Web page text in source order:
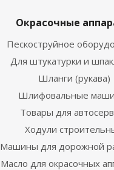
Окрасочные
Пескоструйное
Для штукатурки и
Шланги (рукава)
Шлифовальные
Товары для
Ходули
Машины для дорожной
Масло для окрасочных